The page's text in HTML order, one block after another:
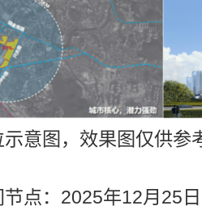
示意图，效果图仅供
点：2025年12月25